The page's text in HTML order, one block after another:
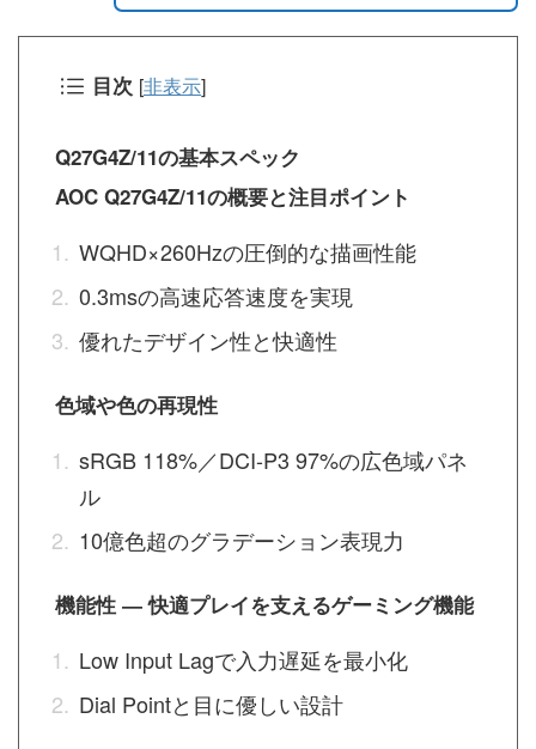
目次 [非表示]
Q27G4Z/11の基本スペック
AOC Q27G4Z/11の概要と注目ポイント
WQHD×260Hzの圧倒的な描画性能
0.3msの高速応答速度を実現
優れたデザイン性と快適性
色域や色の再現性
sRGB 118%／DCI-P3 97%の広色域パネ
ル
10億色超のグラデーション表現力
機能性 ― 快適プレイを支えるゲーミング機能
Low Input Lagで入力遅延を最小化
Dial Pointと目に優しい設計